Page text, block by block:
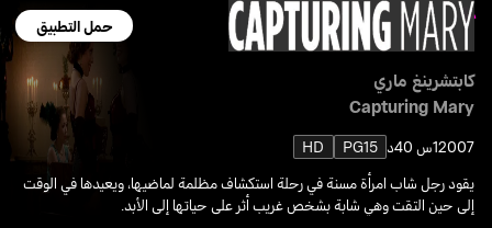
حمل التطبيق
كابتشرينغ ماري
Capturing Mary
20071س 40د PG15
HD
يقود رجل شاب امرأة مسنة في رحلة استكشاف مظلمة لماضيها، ويعيدها في الوقت
إلى حين التقت وهي شابة بشخص غريب أثر على حياتها إلى الأبد.